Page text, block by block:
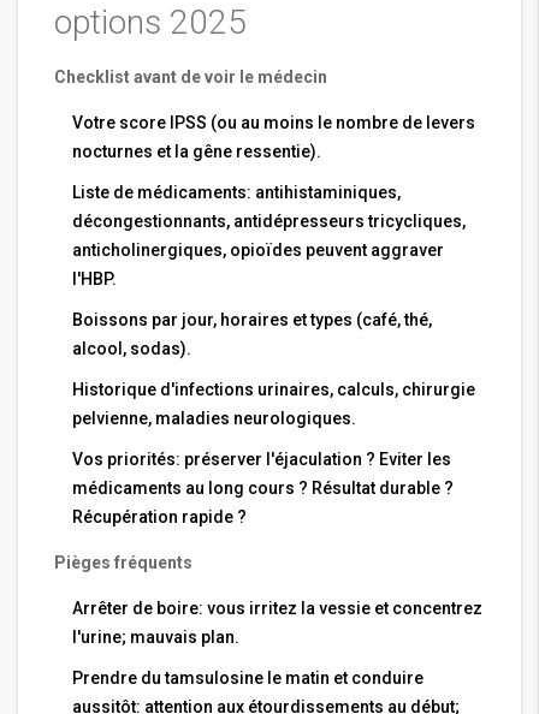
options 2025
Checklist avant de voir le médecin
Votre score IPSS (ou au moins le nombre de levers
nocturnes et la gêne ressentie).
Liste de médicaments: antihistaminiques,
décongestionnants, antidépresseurs tricycliques,
anticholinergiques, opioïdes peuvent aggraver
l'HBP.
Boissons par jour, horaires et types (café, thé,
alcool, sodas).
Historique d'infections urinaires, calculs, chirurgie
pelvienne, maladies neurologiques.
Vos priorités: préserver l'éjaculation ? Eviter les
médicaments au long cours ? Résultat durable ?
Récupération rapide ?
Pièges fréquents
Arrêter de boire: vous irritez la vessie et concentrez
l'urine; mauvais plan.
Prendre du tamsulosine le matin et conduire
aussitôt: attention aux étourdissements au début;